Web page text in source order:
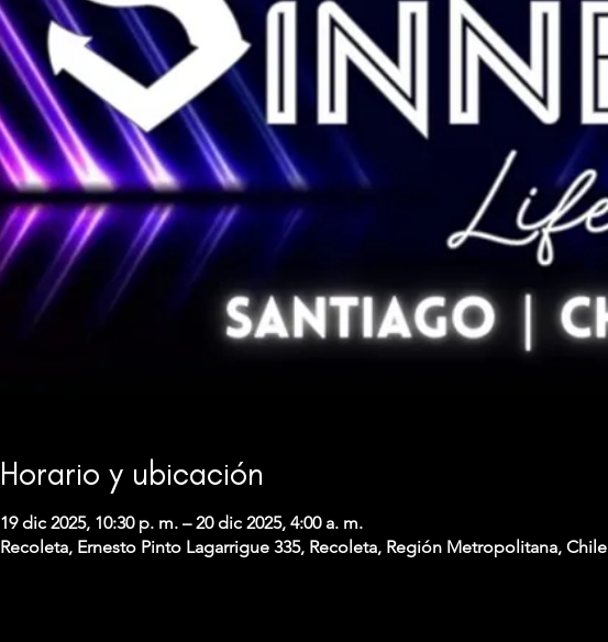
Horario y ubicación
19 dic 2025, 10:30 p. m. – 20 dic 2025, 4:00 a. m.
Recoleta, Ernesto Pinto Lagarrigue 335, Recoleta, Región Metropolitana, Chile